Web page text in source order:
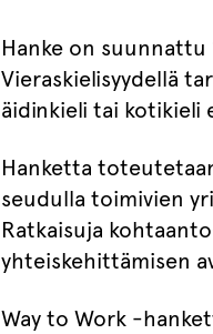
Hanke on
Vieraskielisyydellä
äidinkieli tai kotikieli
Hanketta
seudulla toimivien
Ratkaisuja
yhteiskehittämisen
Way to Work -